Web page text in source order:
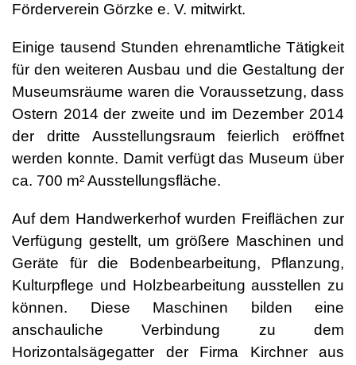
Förderverein Görzke e. V. mitwirkt.
Einige tausend Stunden ehrenamtliche Tätigkeit
für den weiteren Ausbau und die Gestaltung der
Museumsräume waren die Voraussetzung, dass
Ostern 2014 der zweite und im Dezember 2014
der dritte Ausstellungsraum feierlich eröffnet
werden konnte. Damit verfügt das Museum über
ca. 700 m² Ausstellungsfläche.
Auf dem Handwerkerhof wurden Freiflächen zur
Verfügung gestellt, um größere Maschinen und
Geräte für die Bodenbearbeitung, Pflanzung,
Kulturpflege und Holzbearbeitung ausstellen zu
können. Diese Maschinen bilden eine
anschauliche Verbindung zu dem
Horizontalsägegatter der Firma Kirchner aus